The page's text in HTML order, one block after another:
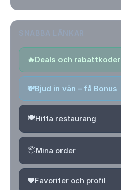
🔥Deals och rabattkoder
💸Bjud in vän – få Bonus
🍽️Hitta restaurang
📦Mina order
❤️Favoriter och profil